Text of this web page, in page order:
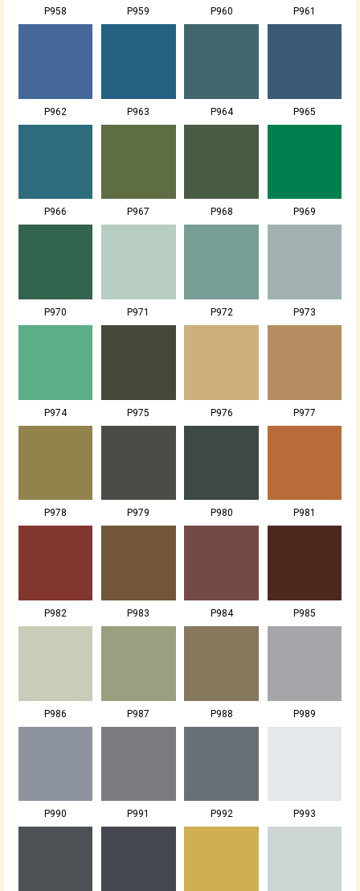
P958 P959 P960 P961
P962 P963 P964 P965
P966 P967 P968 P969
P970 P971 P972 P973
P974 P975 P976 P977
P978 P979 P980 P981
P982 P983 P984 P985
P986 P987 P988 P989
P990 P991 P992 P993